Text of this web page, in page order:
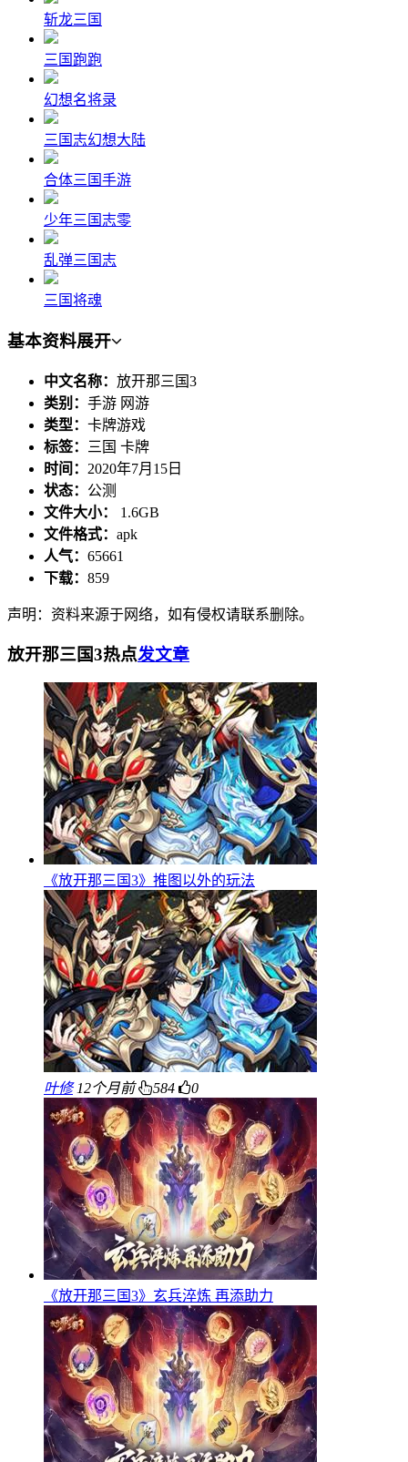
斩龙三国
三国跑跑
幻想名将录
三国志幻想大陆
合体三国手游
少年三国志零
乱弹三国志
三国将魂
基本资料展开
中文名称： 放开那三国3
类别： 手游 网游
类型： 卡牌游戏
标签：
三国 卡牌
时间： 2020年7月15日
状态： 公测
文件大小： 1.6GB
文件格式： apk
人气： 65661
下载： 859
声明：资料来源于网络，如有侵权请联系删除。
放开那三国3热点发文章
《放开那三国3》推图以外的玩法
叶修 12个月前 584 0
《放开那三国3》玄兵淬炼 再添助力